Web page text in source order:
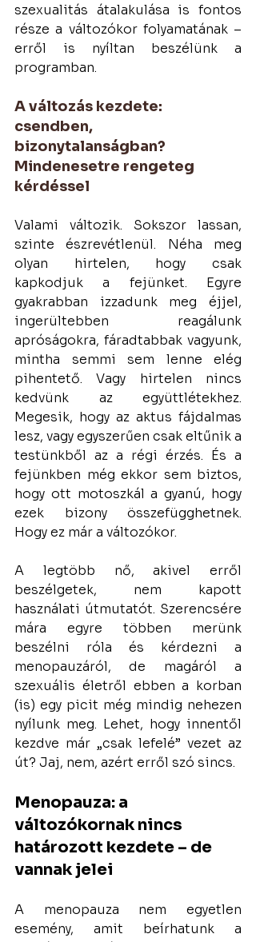
szexualitás átalakulása is fontos
része a változókor folyamatának –
erről is nyíltan beszélünk a
programban.
A változás kezdete:
csendben,
bizonytalanságban?
Mindenesetre rengeteg
kérdéssel
Valami változik. Sokszor lassan,
szinte észrevétlenül. Néha meg
olyan hirtelen, hogy csak
kapkodjuk a fejünket. Egyre
gyakrabban izzadunk meg éjjel,
ingerültebben reagálunk
apróságokra, fáradtabbak vagyunk,
mintha semmi sem lenne elég
pihentető. Vagy hirtelen nincs
kedvünk az együttlétekhez.
Megesik, hogy az aktus fájdalmas
lesz, vagy egyszerűen csak eltűnik a
testünkből az a régi érzés. És a
fejünkben még ekkor sem biztos,
hogy ott motoszkál a gyanú, hogy
ezek bizony összefügghetnek.
Hogy ez már a változókor.
A legtöbb nő, akivel erről
beszélgetek, nem kapott
használati útmutatót. Szerencsére
mára egyre többen merünk
beszélni róla és kérdezni a
menopauzáról, de magáról a
szexuális életről ebben a korban
(is) egy picit még mindig nehezen
nyílunk meg. Lehet, hogy innentől
kezdve már „csak lefelé” vezet az
út? Jaj, nem, azért erről szó sincs.
Menopauza: a
változókornak nincs
határozott kezdete – de
vannak jelei
A menopauza nem egyetlen
esemény, amit beírhatunk a